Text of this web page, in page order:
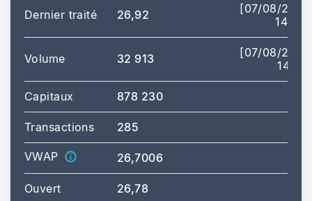
Dernier traité 26,92
[07/08/2026
14:38]
Volume 32 913
[07/08/2026
14:21]
Capitaux 878 230
Transactions 285
VWAP 26,7006
Ouvert 26,78